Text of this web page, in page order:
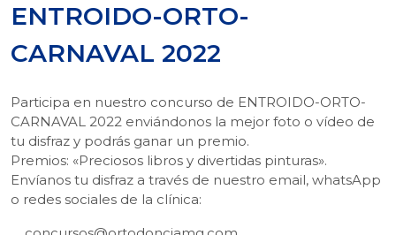
ENTROIDO-ORTO-
CARNAVAL 2022
Participa en nuestro concurso de ENTROIDO-ORTO-
CARNAVAL 2022 enviándonos la mejor foto o vídeo de
tu disfraz y podrás ganar un premio.
Premios: «Preciosos libros y divertidas pinturas».
Envíanos tu disfraz a través de nuestro email, whatsApp
o redes sociales de la clínica: